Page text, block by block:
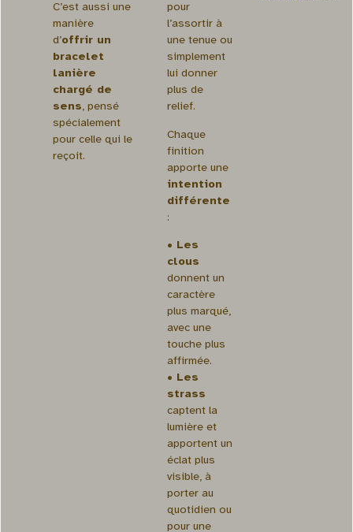
C’est aussi une
manière
d’offrir un
bracelet
lanière
chargé de
sens, pensé
spécialement
pour celle qui le
reçoit.
pour
l’assortir à
une tenue ou
simplement
lui donner
plus de
relief.
Chaque
finition
apporte une
intention
différente
:
• Les
clous
donnent un
caractère
plus marqué,
avec une
touche plus
affirmée.
• Les
strass
captent la
lumière et
apportent un
éclat plus
visible, à
porter au
quotidien ou
pour une